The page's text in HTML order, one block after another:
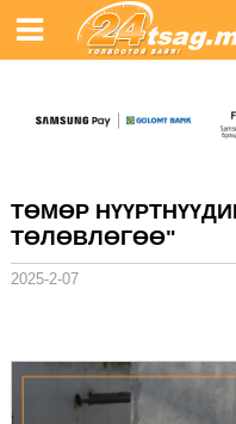
ТӨМӨР
ТӨЛӨВЛӨГӨӨ"
2025-2-07